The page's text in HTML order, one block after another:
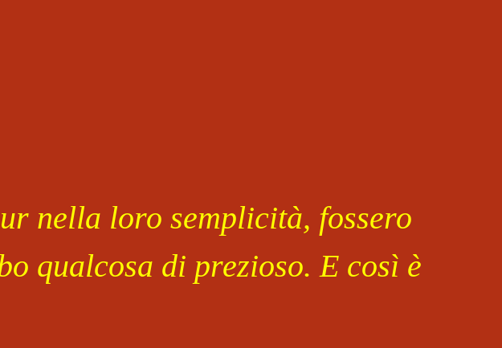
nella loro semplicità, fossero
qualcosa di prezioso. E così è